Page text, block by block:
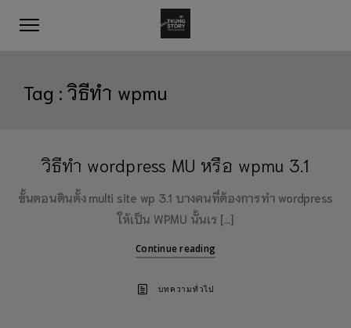
Tag :วิธีทำ wpmu
วิธีทำ wordpress MU หรือ wpmu 3.1
ขั้นตอนตินตั้ง multi site wp 3.1 บางคนที่ต้องการทำ wordpress
ให้เป็น WPMU นั้นเร […]
Continue reading
บทความทั่วไป